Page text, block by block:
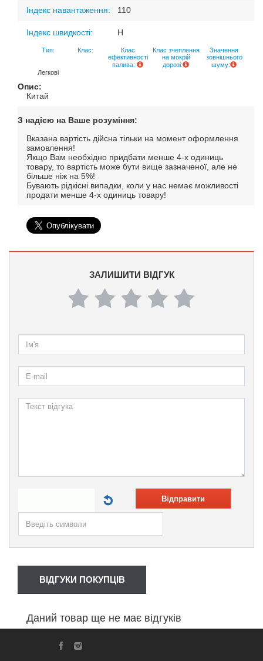
Індекс навантаження: 110
Індекс швидкості: H
Тип:
Легкові
Клас:
Клас
ефективності
палива:
Клас зчеплення
на мокрій
дорозі:
Значення
зовнішнього
шуму:
Опис:
Китай
З надією на Ваше розуміння:
Вказана вартість дійсна тільки на момент оформлення
замовлення!
Якщо Вам необхідно придбати менше 4-х одиниць
товару, то вартість може бути вище зазначеної, але не
більше ніж на 5%!
Бувають рідкісні випадки, коли у нас немає можливості
продати менше 4-х одиниць товару!
ЗАЛИШИТИ ВІДГУК
Відправити
ВІДГУКИ ПОКУПЦІВ
Даний товар ще не має відгуків